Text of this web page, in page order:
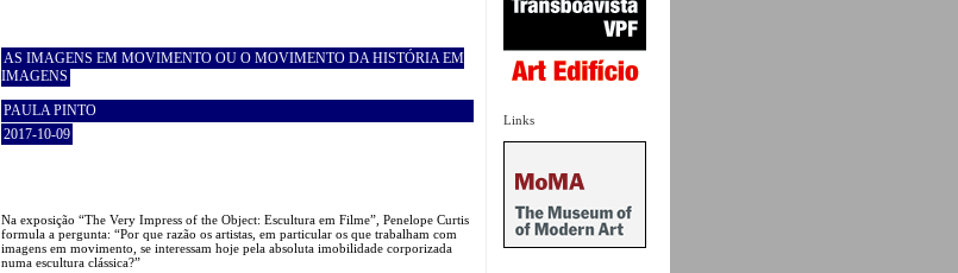
Links
AS IMAGENS EM MOVIMENTO OU O MOVIMENTO DA HISTÓRIA EM
IMAGENS
PAULA PINTO
2017-10-09
Na exposição “The Very Impress of the Object: Escultura em Filme”, Penelope Curtis
formula a pergunta: “Por que razão os artistas, em particular os que trabalham com
imagens em movimento, se interessam hoje pela absoluta imobilidade corporizada
numa escultura clássica?”